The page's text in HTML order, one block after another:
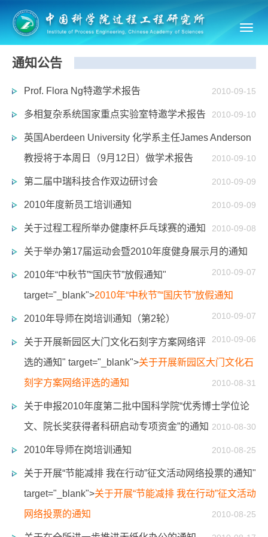
通知公告
Prof. Flora Ng特邀学术报告 2010-09-15
多相复杂系统国家重点实验室特邀学术报告 2010-09-10
英国Aberdeen University 化学系主任James Anderson
教授将于本周日（9月12日）做学术报告
2010-09-10
第二届中瑞科技合作双边研讨会 2010-09-09
2010年度新员工培训通知 2010-09-09
关于过程工程所举办健康杯乒乓球赛的通知 2010-09-08
关于举办第17届运动会暨2010年度健身展示月的通知
2010-09-07
2010年“中秋节”“国庆节”放假通知"
target="_blank">2010年“中秋节”“国庆节”放假通知
2010-09-07
2010年导师在岗培训通知（第2轮）
2010-09-06
关于开展新园区大门文化石刻字方案网络评
选的通知" target="_blank">关于开展新园区大门文化石
刻字方案网络评选的通知
2010-08-31
关于申报2010年度第二批中国科学院“优秀博士学位论
文、院长奖获得者科研启动专项资金”的通知 2010-08-30
2010年导师在岗培训通知 2010-08-25
关于开展“节能减排 我在行动”征文活动网络投票的通知"
target="_blank">关于开展“节能减排 我在行动”征文活动
网络投票的通知
2010-08-25